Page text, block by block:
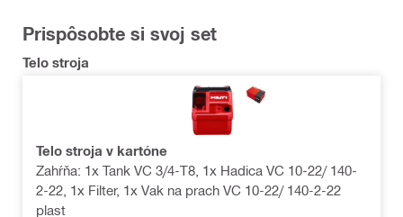
Prispôsobte si svoj set
Telo stroja
Telo stroja v kartóne
Zahŕňa: 1x Tank VC 3/4-T8, 1x Hadica VC 10-22/ 140-
2-22, 1x Filter, 1x Vak na prach VC 10-22/ 140-2-22
plast